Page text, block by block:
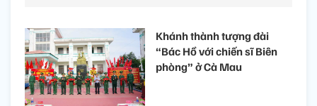
Khánh thành tượng đài
“Bác Hồ với chiến sĩ Biên
phòng” ở Cà Mau